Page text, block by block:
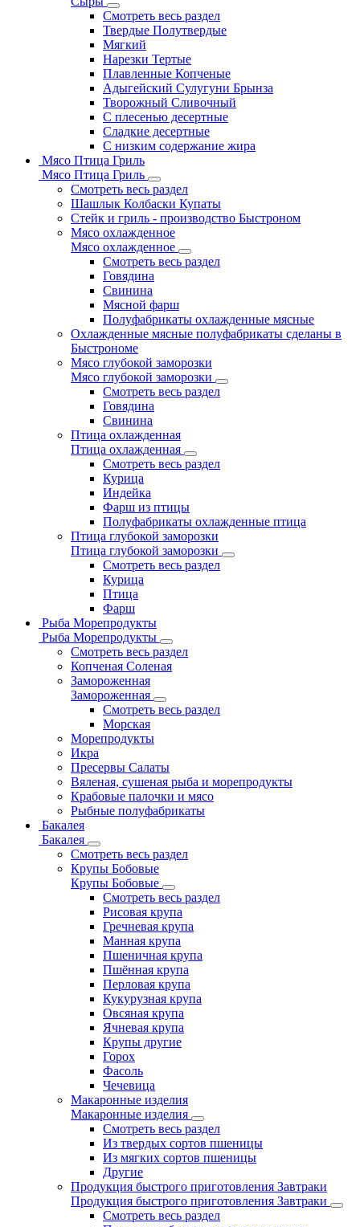
Смотреть весь раздел
Твердые Полутвердые
Мягкий
Нарезки Тертые
Плавленные Копченые
Адыгейский Сулугуни Брынза
Творожный Сливочный
С плесенью десертные
Сладкие десертные
С низким содержание жира
Мясо Птица Гриль
Мясо Птица Гриль
Смотреть весь раздел
Шашлык Колбаски Купаты
Стейк и гриль - производство Быстроном
Мясо охлажденное
Мясо охлажденное
Смотреть весь раздел
Говядина
Свинина
Мясной фарш
Полуфабрикаты охлажденные мясные
Охлажденные мясные полуфабрикаты сделаны в
Быстрономе
Мясо глубокой заморозки
Мясо глубокой заморозки
Смотреть весь раздел
Говядина
Свинина
Птица охлажденная
Птица охлажденная
Смотреть весь раздел
Курица
Индейка
Фарш из птицы
Полуфабрикаты охлажденные птица
Птица глубокой заморозки
Птица глубокой заморозки
Смотреть весь раздел
Курица
Птица
Фарш
Рыба Морепродукты
Рыба Морепродукты
Смотреть весь раздел
Копченая Соленая
Замороженная
Замороженная
Смотреть весь раздел
Морская
Морепродукты
Икра
Пресервы Салаты
Вяленая, сушеная рыба и морепродукты
Крабовые палочки и мясо
Рыбные полуфабрикаты
Бакалея
Бакалея
Смотреть весь раздел
Крупы Бобовые
Крупы Бобовые
Смотреть весь раздел
Рисовая крупа
Гречневая крупа
Манная крупа
Пшеничная крупа
Пшённая крупа
Перловая крупа
Кукурузная крупа
Овсяная крупа
Ячневая крупа
Крупы другие
Горох
Фасоль
Чечевица
Макаронные изделия
Макаронные изделия
Смотреть весь раздел
Из твердых сортов пшеницы
Из мягких сортов пшеницы
Другие
Продукция быстрого приготовления Завтраки
Продукция быстрого приготовления Завтраки
Смотреть весь раздел